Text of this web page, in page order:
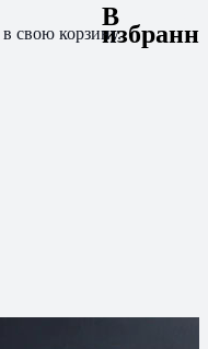
в свою корзину.
В